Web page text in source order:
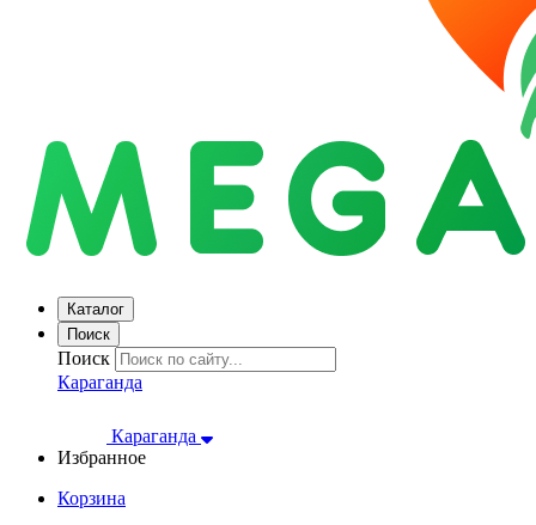
Каталог
Поиск
Поиск
Караганда
Караганда
Избранное
Корзина